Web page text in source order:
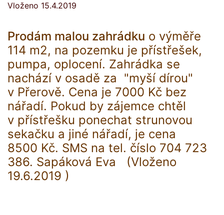
Vloženo 15.4.2019
Prodám malou zahrádku o výměře
114 m2, na pozemku je přístřešek,
pumpa, oplocení. Zahrádka se
nachází v osadě za "myší dírou"
v Přerově. Cena je 7000 Kč bez
nářadí. Pokud by zájemce chtěl
v přístřešku ponechat strunovou
sekačku a jiné nářadí, je cena
8500 Kč. SMS na tel. číslo 704 723
386. Sapáková Eva (Vloženo
19.6.2019 )